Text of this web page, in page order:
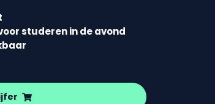
studeren in de avond